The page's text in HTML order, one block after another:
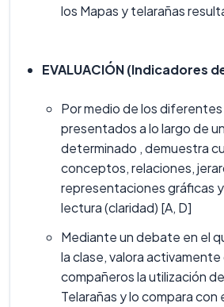
los Mapas y telarañas
EVALUACIÓN (Indicadores
Por medio de los diferentes
presentados a lo largo de
determinado , demuestra
conceptos, relaciones,
representaciones gráficas
lectura (claridad) [A, D]
Mediante un debate en el
la clase, valora activamente
compañeros la utilización
Telarañas y lo compara con